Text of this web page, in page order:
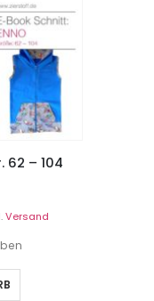
62 – 104
Versand